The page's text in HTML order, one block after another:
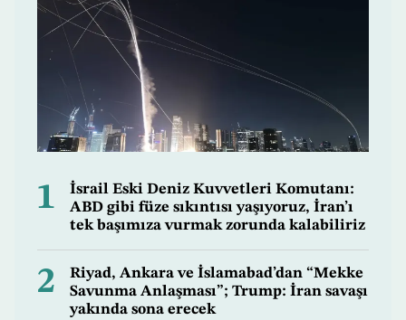
1
İsrail Eski Deniz Kuvvetleri Komutanı:
ABD gibi füze sıkıntısı yaşıyoruz, İran’ı
tek başımıza vurmak zorunda kalabiliriz
2
Riyad, Ankara ve İslamabad’dan “Mekke
Savunma Anlaşması”; Trump: İran savaşı
yakında sona erecek